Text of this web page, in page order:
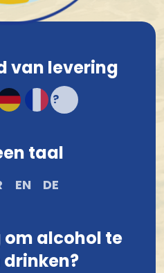
verzonden!*
betalen
van levering
taal
EN DE
om alcohol te